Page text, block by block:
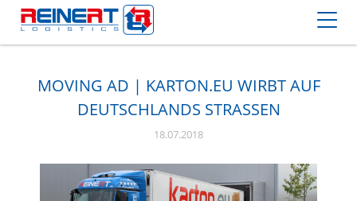
MOVING AD | KARTON.EU WIRBT AUF
DEUTSCHLANDS STRASSEN
18.07.2018